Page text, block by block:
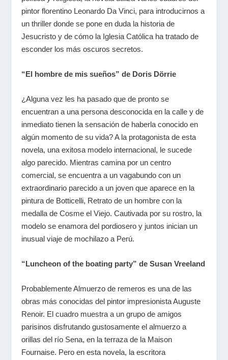
pintor florentino Leonardo Da Vinci, para introducirnos a
un thriller donde se pone en duda la historia de
Jesucristo y de cómo la Iglesia Católica ha tratado de
esconder los más oscuros secretos.
“El hombre de mis sueños” de Doris Dörrie
¿Alguna vez les ha pasado que de pronto se
encuentran a una persona desconocida en la calle y de
inmediato tienen la sensación de haberla conocido en
algún momento de su vida? A la protagonista de esta
novela, una exitosa modelo internacional, le sucede
algo parecido. Mientras camina por un centro
comercial, se encuentra a un vagabundo con un
extraordinario parecido a un joven que aparece en la
pintura de Botticelli, Retrato de un hombre con la
medalla de Cosme el Viejo. Cautivada por su rostro, la
modelo se enamora del pordiosero y juntos inician un
inusual viaje de mochilazo a Perú.
“Luncheon of the boating party” de Susan Vreeland
Probablemente Almuerzo de remeros es una de las
obras más conocidas del pintor impresionista Auguste
Renoir. El cuadro muestra a un grupo de amigos
parisinos disfrutando gustosamente el almuerzo a
orillas del río Sena, en la terraza de la Maison
Fournaise. Pero en esta novela, la escritora